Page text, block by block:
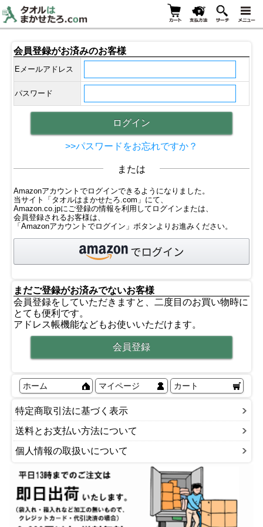
会員登録がお済みのお客様
Eメールアドレス
パスワード
>>パスワードをお忘れですか？
または
Amazonアカウントでログインできるようになりました。
当サイト「タオルはまかせたろ.com」にて、
Amazon.co.jpにご登録の情報を利用してログインまたは、
会員登録されるお客様は、
「Amazonアカウントでログイン」ボタンよりお進みください。
まだご登録がお済みでないお客様
会員登録をしていただきますと、二度目のお買い物時に
とても便利です。
アドレス帳機能などもお使いいただけます。
ホーム マイページ カート
特定商取引法に基づく表示
送料とお支払い方法について
個人情報の取扱いについて